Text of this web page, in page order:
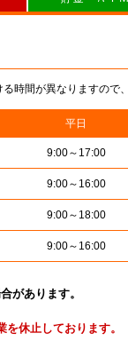
時間が異なりますので
平日
9:00～17:00
9:00～16:00
9:00～18:00
9:00～16:00
があります。
休止しております。